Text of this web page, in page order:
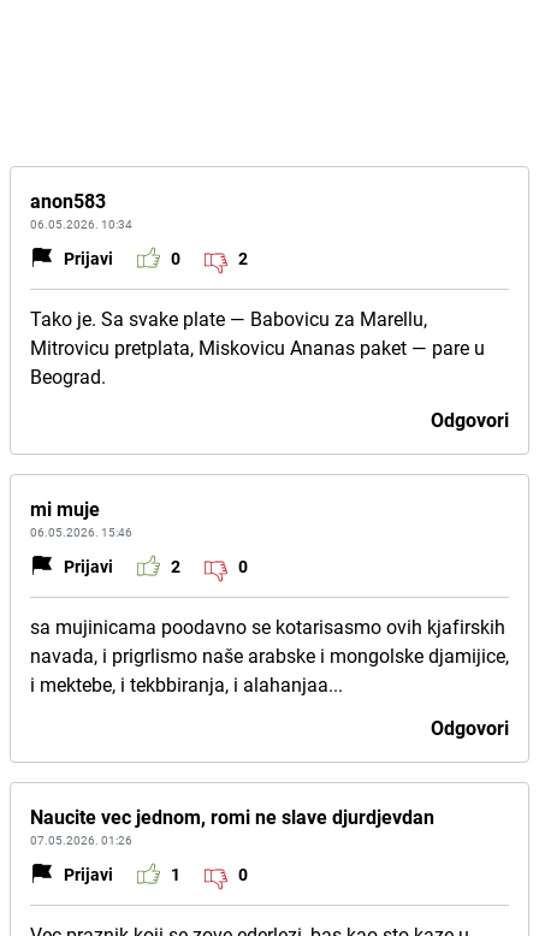
anon583
06.05.2026. 10:34
Prijavi 0 2
Tako je. Sa svake plate — Babovicu za Marellu,
Mitrovicu pretplata, Miskovicu Ananas paket — pare u
Beograd.
Odgovori
mi muje
06.05.2026. 15:46
Prijavi 2 0
sa mujinicama poodavno se kotarisasmo ovih kjafirskih
navada, i prigrlismo naše arabske i mongolske djamijice,
i mektebe, i tekbbiranja, i alahanjaa...
Odgovori
Naucite vec jednom, romi ne slave djurdjevdan
07.05.2026. 01:26
Prijavi 1 0